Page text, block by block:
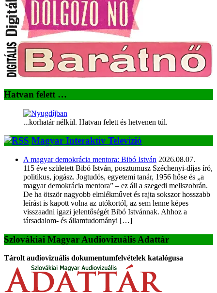
Hatvan felett …
...korhatár nélkül. Hatvan felett és hetvenen túl.
Magyar Interaktív Televízió
A magyar demokrácia mentora: Bibó István 2026.08.07.
115 éve született Bibó István, posztumusz Széchenyi-díjas író,
politikus, jogász. Jogtudós, egyetemi tanár, 1956 hőse és „a
magyar demokrácia mentora” – ez áll a szegedi mellszobrán.
De ha ötször nagyobb elmlékművet és rajta sokszor hosszabb
leírást is kapott volna az utókortól, az sem lenne képes
visszaadni igazi jelentőségét Bibó Istvánnak. Ahhoz a
társadalom- és államtudományi […]
Szlovákiai Magyar Audiovizuális Adattár
Tárolt audiovizuális dokumentumfelvételek katalógusa